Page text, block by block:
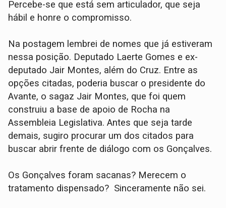
Percebe-se que está sem articulador, que seja
hábil e honre o compromisso.
Na postagem lembrei de nomes que já estiveram
nessa posição. Deputado Laerte Gomes e ex-
deputado Jair Montes, além do Cruz. Entre as
opções citadas, poderia buscar o presidente do
Avante, o sagaz Jair Montes, que foi quem
construiu a base de apoio de Rocha na
Assembleia Legislativa. Antes que seja tarde
demais, sugiro procurar um dos citados para
buscar abrir frente de diálogo com os Gonçalves.
Os Gonçalves foram sacanas? Merecem o
tratamento dispensado? Sinceramente não sei.